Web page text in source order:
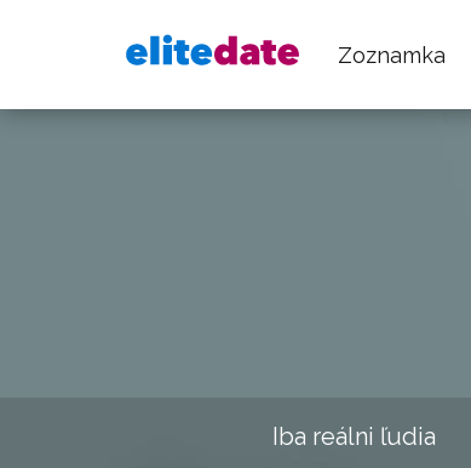
Zoznamka
Iba reálni ľudia